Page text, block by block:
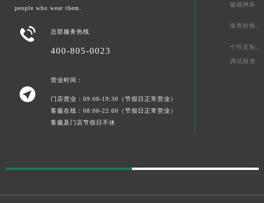
people who wear them.
 总部服务热线
400-805-0023

营业时间：
门店营业：09:00-19:30（节假日正常营业）
客服在线：08:00-22:00（节假日正常营业）
客服及门店节假日不休
磕碰摔坏
保养价格、
个性定制、
调试校准